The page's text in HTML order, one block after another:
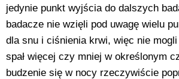
jedynie punkt wyjścia do dalszych
badacze nie wzięli pod uwagę wielu
dla snu i ciśnienia krwi, więc nie
spał więcej czy mniej w określonym
budzenie się w nocy rzeczywiście